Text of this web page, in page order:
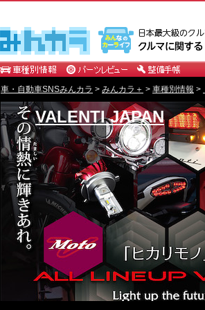
車・自動車SNSみんカラ > みんカラ＋ > 車種別情報 >
VALENTI JAPAN